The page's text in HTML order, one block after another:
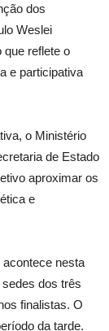
dos
Weslei
que reflete o
e participativa
o Ministério
de Estado
aproximar os
e
acontece nesta
dos três
finalistas. O
da tarde.